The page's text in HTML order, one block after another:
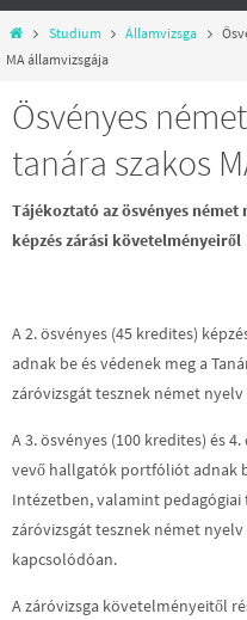
Studium Államvizsga
MA államvizsgája
Ösvényes
tanára szakos
Tájékoztató az ösvényes
képzés zárási követelményeiről
A 2. ösvényes (45 kredites)
adnak be és védenek meg a
záróvizsgát tesznek német
A 3. ösvényes (100 kredites) és
vevő hallgatók portfóliót adnak
Intézetben, valamint
záróvizsgát tesznek német
kapcsolódóan.
A záróvizsga követelményeitől